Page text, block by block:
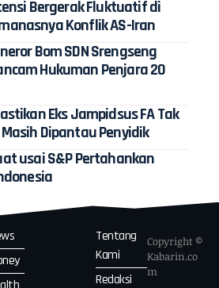
Bergerak Fluktuatif di
Konflik AS-Iran
Bom SDN Srengseng
Hukuman Penjara 20
Eks Jampidsus FA Tak
Dipantau Penyidik
usai S&P Pertahankan
Tentang
Kami
Redaksi
Copyright ©
Kabarin.co
m